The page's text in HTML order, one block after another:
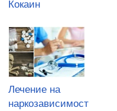
Кокаин
Лечение на
наркозависимост